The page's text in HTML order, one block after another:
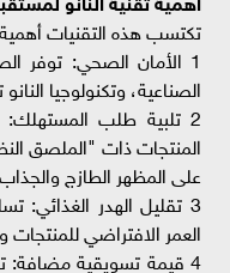
تكتسب هذه التقنيات
1 الأمان الصحي: توفر
الصناعية، وتكنولوجيا
2 تلبية طلب
المنتجات ذات "الملصق
على المظهر الطازج
3 تقليل الهدر
العمر الافتراضي
4 قيمة تسويقية مضافة: